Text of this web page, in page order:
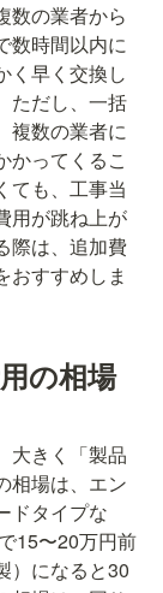
数の業者から
数時間以内に
く早く交換し
ただし、一括
複数の業者に
かってくるこ
ても、工事当
用が跳ね上が
際は、追加費
おすすめしま
の相場
大きく「製品
相場は、エン
ドタイプな
15〜20万円前
）になると30